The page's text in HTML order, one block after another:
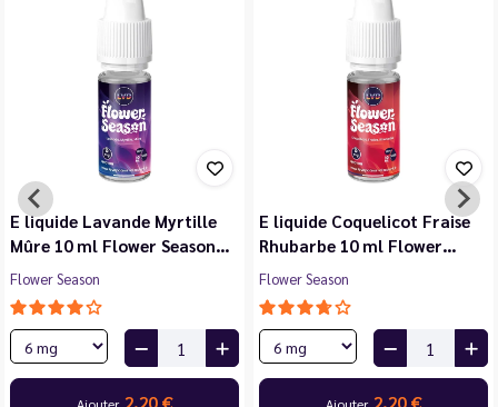
E liquide Violette Cerise
Noire Cassis 10 ml Flower…
Flower Season
2,20 €
E liquide Jasmin Pêche
Blanche Abricot 10 ml…
Flower Season
2,20 €